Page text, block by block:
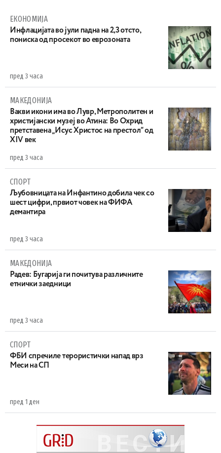
ЕКОНОМИЈА
Инфлацијата во јули падна на 2,3 отсто,
пониска од просекот во еврозоната
пред 3 часа
МАКЕДОНИЈА
Вакви икони има во Лувр, Метрополитен и
христијански музеј во Атина: Во Охрид
претставена „Исус Христос на престол“ од
XIV век
пред 3 часа
СПОРТ
Љубовницата на Инфантино добила чек со
шест цифри, првиот човек на ФИФА
демантира
пред 3 часа
МАКЕДОНИЈА
Радев: Бугарија ги почитува различните
етнички заедници
пред 3 часа
СПОРТ
ФБИ спречиле терористички напад врз
Меси на СП
пред 1 ден